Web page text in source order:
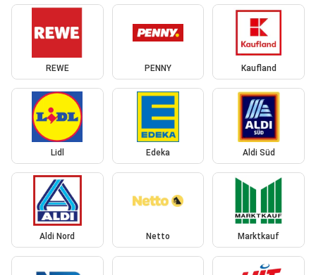
REWE PENNY Kaufland
Lidl Edeka Aldi Süd
Aldi Nord Netto Marktkauf